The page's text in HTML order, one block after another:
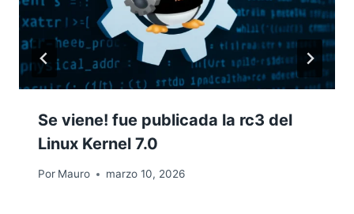
Se viene! fue publicada la rc3 del
Linux Kernel 7.0
Por Mauro marzo 10, 2026